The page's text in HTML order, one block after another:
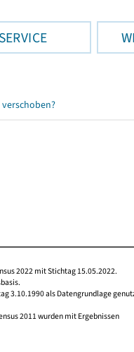
SERVICE
2022 mit Stichtag 15.05.2022.
3.10.1990 als Datengrundlage
2011 wurden mit Ergebnissen